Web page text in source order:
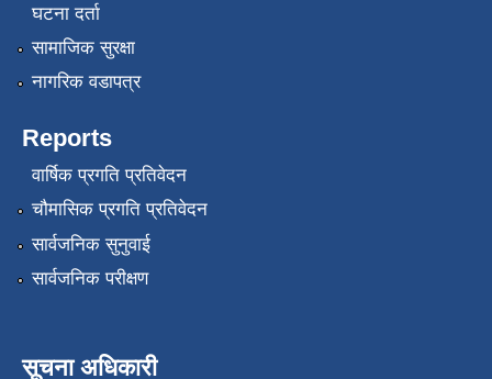
घटना दर्ता
सामाजिक सुरक्षा
नागरिक वडापत्र
Reports
वार्षिक प्रगति प्रतिवेदन
चौमासिक प्रगति प्रतिवेदन
सार्वजनिक सुनुवाई
सार्वजनिक परीक्षण
सूचना अधिकारी